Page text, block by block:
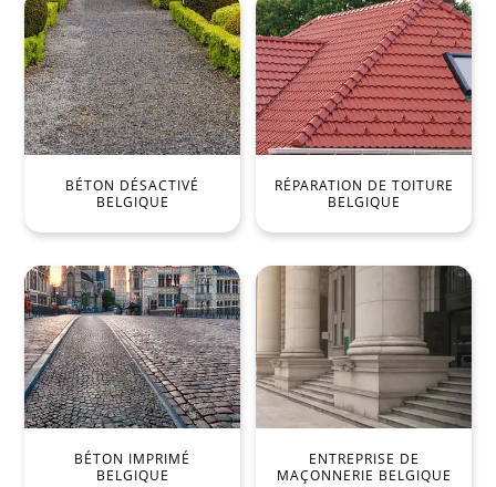
BÉTON DÉSACTIVÉ
BELGIQUE
RÉPARATION DE TOITURE
BELGIQUE
BÉTON IMPRIMÉ
BELGIQUE
ENTREPRISE DE
MAÇONNERIE BELGIQUE